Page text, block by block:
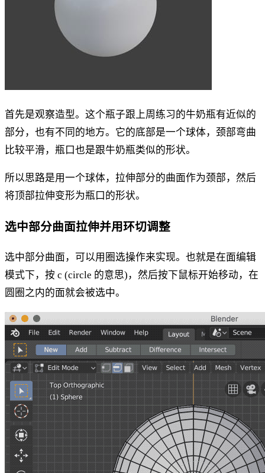
首先是观察造型。这个瓶子跟上周练习的牛奶瓶有近似的
部分，也有不同的地方。它的底部是一个球体，颈部弯曲
比较平滑，瓶口也是跟牛奶瓶类似的形状。
所以思路是用一个球体，拉伸部分的曲面作为颈部，然后
将顶部拉伸变形为瓶口的形状。
选中部分曲面拉伸并用环切调整
选中部分曲面，可以用圈选操作来实现。也就是在面编辑
模式下，按 c (circle 的意思)，然后按下鼠标开始移动，在
圆圈之内的面就会被选中。